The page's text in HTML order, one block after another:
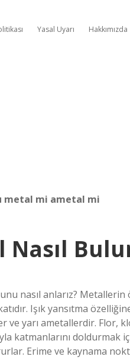
Yasal Uyarı Hakkımızda
metal mi ametal mi
Nasıl
nasıl anlarız?
Işık yansıtma
ve yarı ametallerdir. Flor,
katmanlarını
Erime ve kaynama